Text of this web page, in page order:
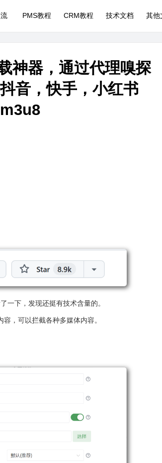
PMS教程 CRM教程 技术文档 其他
神器，通过代理嗅探
音，快手，小红书
一下，发现还挺有技术含量的。
，可以拦截各种多媒体内容。